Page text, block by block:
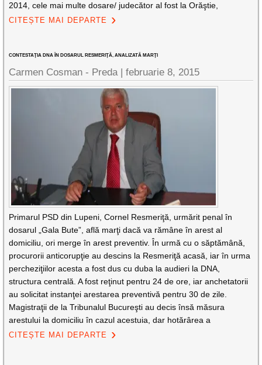
2014, cele mai multe dosare/ judecător al fost la Orăştie,
CITEȘTE MAI DEPARTE
CONTESTAŢIA DNA ÎN DOSARUL RESMERIŢĂ, ANALIZATĂ MARŢI
Carmen Cosman - Preda |februarie 8, 2015
Primarul PSD din Lupeni, Cornel Resmeriţă, urmărit penal în
dosarul „Gala Bute”, află marţi dacă va rămâne în arest al
domiciliu, ori merge în arest preventiv. În urmă cu o săptămână,
procurorii anticorupţie au descins la Resmeriţă acasă, iar în urma
percheziţiilor acesta a fost dus cu duba la audieri la DNA,
structura centrală. A fost reţinut pentru 24 de ore, iar anchetatorii
au solicitat instanţei arestarea preventivă pentru 30 de zile.
Magistraţii de la Tribunalul Bucureşti au decis însă măsura
arestului la domiciliu în cazul acestuia, dar hotărârea a
CITEȘTE MAI DEPARTE